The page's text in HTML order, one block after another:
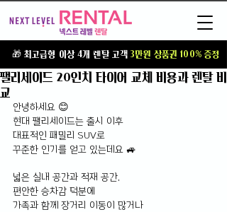
🎁 최고급형 이상 4개 렌탈 고객3만원 상품권 100% 증정
팰리세이드 20인치 타이어 교체 비용과 렌탈 비
교
안녕하세요 😊
현대 팰리세이드는 출시 이후
대표적인 패밀리 SUV로
꾸준한 인기를 얻고 있는데요 🚙
넓은 실내 공간과 적재 공간,
편안한 승차감 덕분에
가족과 함께 장거리 이동이 많거나